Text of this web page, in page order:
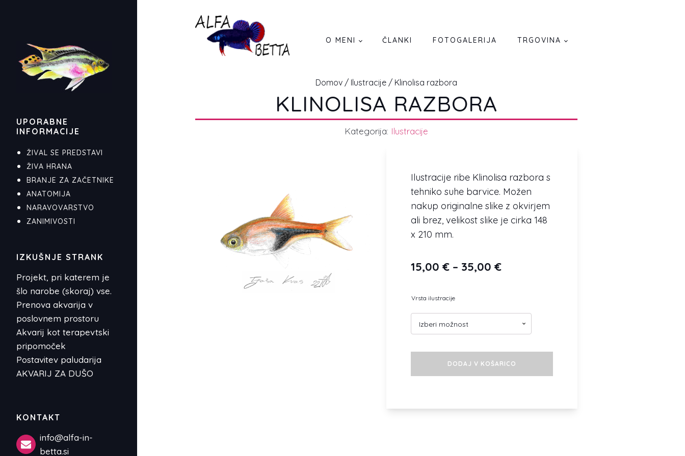
UPORABNE
INFORMACIJE
ŽIVAL SE PREDSTAVI
ŽIVA HRANA
BRANJE ZA ZAČETNIKE
ANATOMIJA
NARAVOVARSTVO
ZANIMIVOSTI
IZKUŠNJE STRANK
Projekt, pri katerem je
šlo narobe (skoraj) vse.
Prenova akvarija v
poslovnem prostoru
Akvarij kot terapevtski
pripomoček
Postavitev paludarija
AKVARIJ ZA DUŠO
KONTAKT
info@alfa-in-
betta.si
O MENI ČLANKI FOTOGALERIJA TRGOVINA
Domov / Ilustracije / Klinolisa razbora
KLINOLISA RAZBORA
Kategorija: Ilustracije
Ilustracije ribe Klinolisa razbora s
tehniko suhe barvice. Možen
nakup originalne slike z okvirjem
ali brez, velikost slike je cirka 148
x 210 mm.
15,00 € – 35,00 €Cenovni
15,00 €
do
35,00 €
Vrsta ilustracije
DODAJ V KOŠARICO